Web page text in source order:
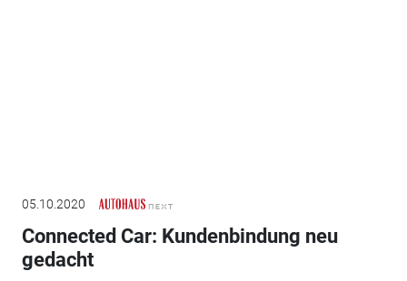
05.10.2020
Connected Car: Kundenbindung neu
gedacht